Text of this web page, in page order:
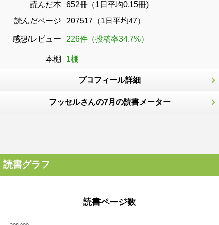
読んだ本
652冊（1日平均0.15冊)
読んだページ
207517（1日平均47）
感想/レビュー 226件（投稿率34.7%）
本棚 1棚
プロフィール詳細
フッセルさんの7月の読書メーター
読書グラフ
読書ページ数